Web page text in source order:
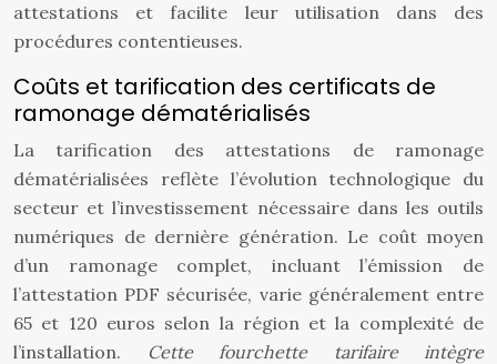
attestations et facilite leur utilisation dans des
procédures contentieuses.
Coûts et tarification des certificats de
ramonage dématérialisés
La tarification des attestations de ramonage
dématérialisées reflète l’évolution technologique du
secteur et l’investissement nécessaire dans les outils
numériques de dernière génération. Le coût moyen
d’un ramonage complet, incluant l’émission de
l’attestation PDF sécurisée, varie généralement entre
65 et 120 euros selon la région et la complexité de
l’installation.
Cette fourchette tarifaire intègre